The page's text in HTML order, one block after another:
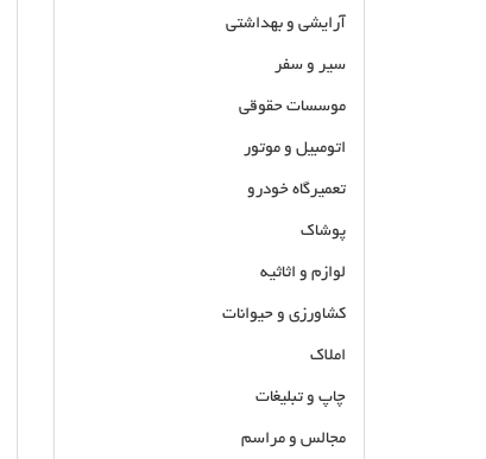
آرایشی و بهداشتی
سیر و سفر
موسسات حقوقی
اتومبیل و موتور
تعمیرگاه خودرو
پوشاک
لوازم و اثاثیه
کشاورزی و حیوانات
املاک
چاپ و تبلیغات
مجالس و مراسم